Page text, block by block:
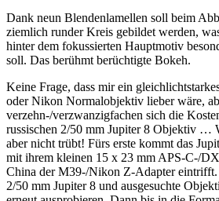
Dank neun Blendenlamellen soll beim
ziemlich runder Kreis gebildet werden,
hinter dem fokussierten Hauptmotiv
soll. Das berühmt berüchtigte Bokeh.
Keine Frage, dass mir ein
oder Nikon Normalobjektiv lieber wäre,
verzehn-/verzwanzigfachen sich die
russischen 2/50 mm Jupiter 8 Objektiv …
aber nicht trübt! Fürs erste kommt das
mit ihrem kleinen 15 x 23 mm APS-C-/
China der M39-/Nikon Z-Adapter eintrifft.
2/50 mm Jupiter 8 und ausgesuchte